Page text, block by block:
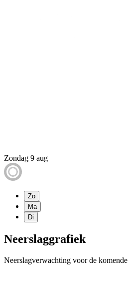
Zondag 9 aug
Zo
Ma
Di
Neerslaggrafiek
Neerslagverwachting voor de